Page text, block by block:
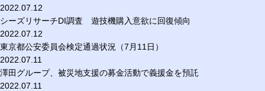
2022.07.12
シーズリサーチDI調査 遊技機購入意欲に回復傾向
2022.07.12
東京都公安委員会検定通過状況（7月11日）
2022.07.11
澤田グループ、被災地支援の募金活動で義援金を預託
2022.07.11